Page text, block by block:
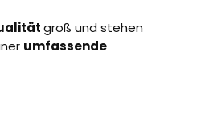
groß und stehen
umfassende